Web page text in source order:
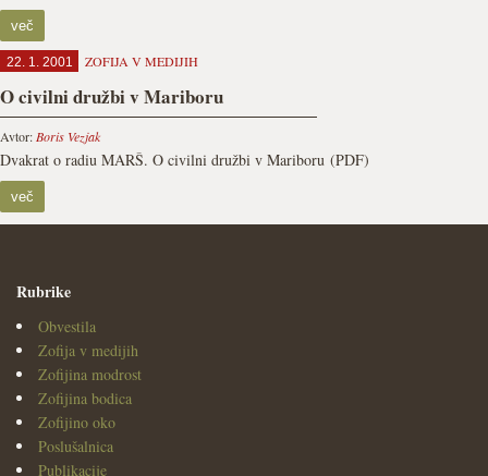
več
22. 1. 2001 ZOFIJA V MEDIJIH
O civilni družbi v Mariboru
Avtor: Boris Vezjak
Dvakrat o radiu MARŠ. O civilni družbi v Mariboru (PDF)
več
Rubrike
Obvestila
Zofija v medijih
Zofijina modrost
Zofijina bodica
Zofijino oko
Poslušalnica
Publikacije